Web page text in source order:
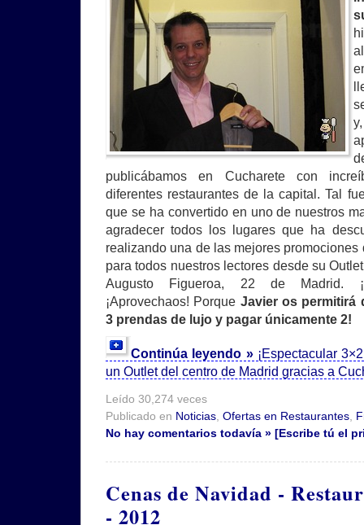
publicábamos en Cucharete con
diferentes restaurantes de la capital. Tal
que se ha convertido en uno de nuestros
agradecer todos los lugares que ha
realizando una de las mejores
para todos nuestros lectores desde su
Augusto Figueroa, 22 de Madrid.
¡Aprovechaos! Porque Javier os permitirá
3 prendas de lujo y pagar únicamente 2!
Continúa leyendo » ¡Espectacular
un Outlet del centro de Madrid gracias a
Leído 30,274 veces
Publicado en Noticias Ofertas en Restaurantes
No hay comentarios todavía » [Escribe tú el
Cenas de Navidad -
- 2012